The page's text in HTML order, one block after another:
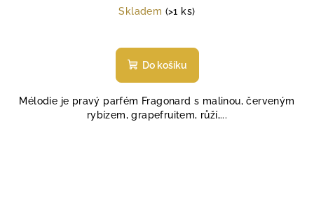
cena:
Skladem (>1 ks)
hodnocení
produktu
z
5
Do košíku
Mélodie je pravý parfém Fragonard s malinou, červeným
rybízem, grapefruitem, růží,...